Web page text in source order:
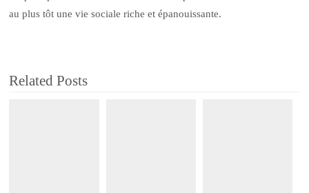
au plus tôt une vie sociale riche et épanouissante.
Related Posts